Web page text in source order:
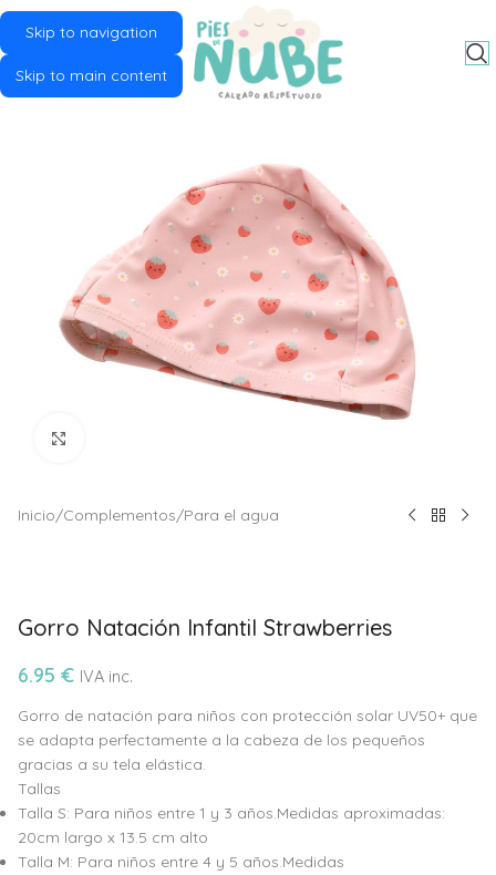
Skip to navigation
Skip to main content
Inicio/Complementos/Para el agua
Gorro Natación Infantil Strawberries
6.95 € IVA inc.
Gorro de natación para niños con protección solar UV50+ que
se adapta perfectamente a la cabeza de los pequeños
gracias a su tela elástica.
Tallas
Talla S: Para niños entre 1 y 3 años.Medidas aproximadas:
20cm largo x 13.5 cm alto
Talla M: Para niños entre 4 y 5 años.Medidas